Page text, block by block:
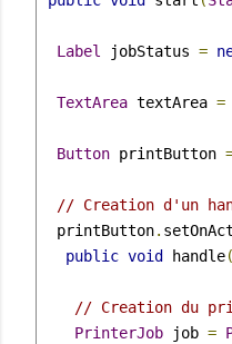
Label jobStatus =
TextArea textArea =
Button printButton
// Creation d'un
  printButton
.
public void handle(
// Creation du
PrinterJob job =